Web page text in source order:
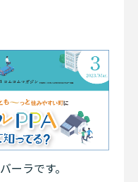
ーラです。